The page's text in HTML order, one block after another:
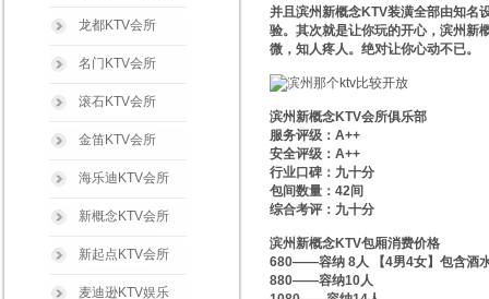
并且滨州新概念KTV装潢全部由知名
验。其次就是让你玩的开心，滨州新
微，知人疼人。绝对让你心动不已。
滨州新概念KTV会所俱乐部
服务评级：A++
安全评级：A++
行业口碑：九十分
包间数量：42间
综合考评：九十分
滨州新概念KTV包厢消费价格
680——容纳 8人 【4男4女】包含酒
880——容纳10人
龙都KTV会所
名门KTV会所
滚石KTV会所
金笛KTV会所
海乐迪KTV会所
新概念KTV会所
新起点KTV会所
麦迪逊KTV娱乐